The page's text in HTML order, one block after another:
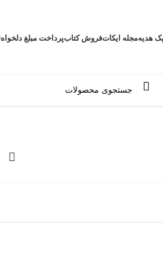
پک هدیهمجله ایکاتفروش کتابپرداخت مبلغ دلخواه